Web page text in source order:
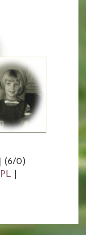
(6/0)
PL